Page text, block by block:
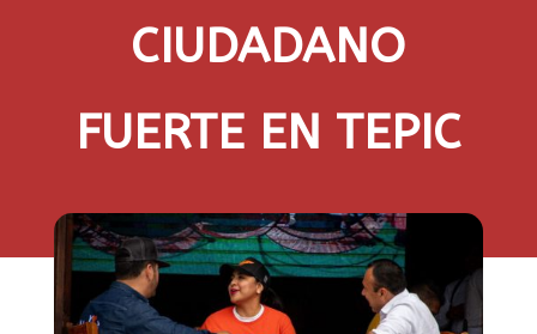
CIUDADANO
FUERTE EN TEPIC